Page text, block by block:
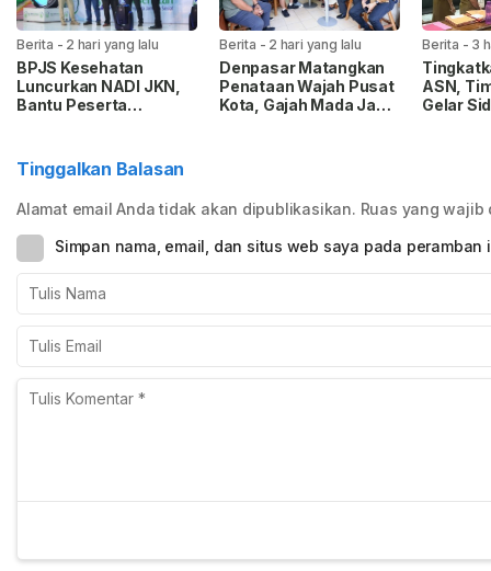
Berita - 2 hari yang lalu
BPJS Kesehatan
Luncurkan NADI JKN,
Bantu Peserta
Berita - 2 hari yang lalu
Denpasar Matangkan
Penataan Wajah Pusat
Kota, Gajah Mada Jadi
Berita - 3
ASN,
Gelar
Tinggalkan Balasan
Alamat email Anda tidak akan dipublikasikan. Ruas yang
Simpan nama, email, dan situs web saya pada